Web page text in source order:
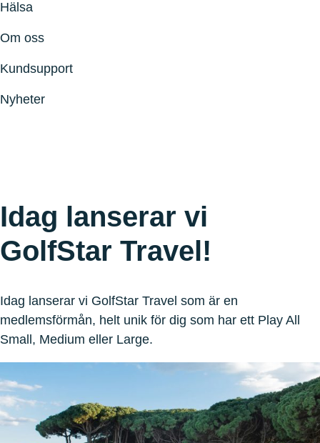
Hälsa
Om oss
Kundsupport
Nyheter
Idag lanserar vi
GolfStar Travel!
Idag lanserar vi GolfStar Travel som är en
medlemsförmån, helt unik för dig som har ett Play All
Small, Medium eller Large.